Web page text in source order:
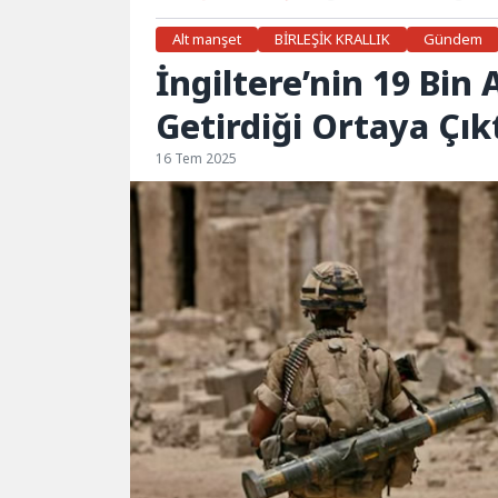
Alt manşet BİRLEŞİK KRALLIK Gündem
İngiltere’nin 19 Bin
Getirdiği Ortaya
16 Tem 2025